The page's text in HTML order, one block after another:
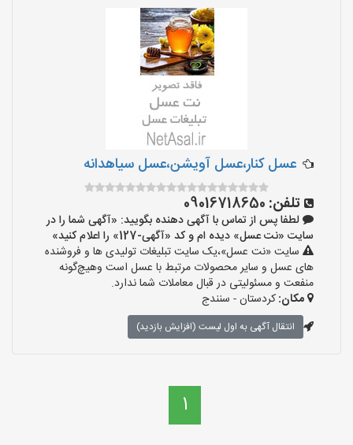
عسل کنار،عسل آویشن،عسل سیاهدانه
تلفن: 09016718650
لطفا پس از تماس با آگهی دهنده بگویید: «آگهی شما را در
سایت «نت عسل» دیده ام و کد «آگهی-127» را اعلام کنید»
سایت «نت عسل»،یک سایت تبلیغات تولیدی ها و فروشنده
های عسل و سایر محصولات مرتبط با عسل است وهیچ‌گونه
منفعت و مسئولیتی در قبال معاملات شما ندارد.
مکان:کردستان - سنندج
انتقال آگهی به اول لیست (افزایش بازدید)
1